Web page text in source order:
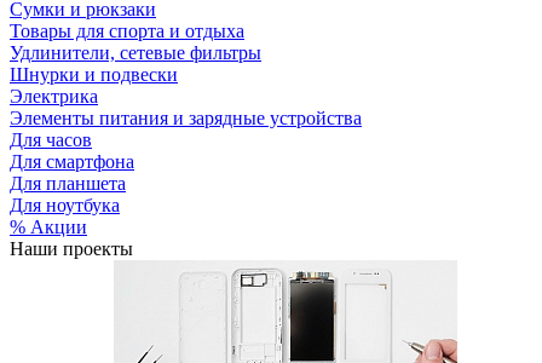
Сумки и рюкзаки
Товары для спорта и отдыха
Удлинители, сетевые фильтры
Шнурки и подвески
Электрика
Элементы питания и зарядные устройства
Для часов
Для смартфона
Для планшета
Для ноутбука
% Акции
Наши проекты